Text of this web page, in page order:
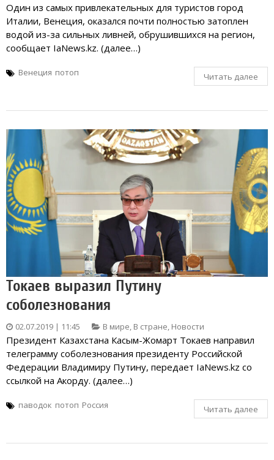
Один из самых привлекательных для туристов город
Италии, Венеция, оказался почти полностью затоплен
водой из-за сильных ливней, обрушившихся на регион,
сообщает IaNews.kz. (далее…)
Венеция потоп Читать далее
Токаев выразил Путину
соболезнования
02.07.2019 | 11:45 В мире, В стране, Новости
Президент Казахстана Касым-Жомарт Токаев направил
телеграмму соболезнования президенту Российской
Федерации Владимиру Путину, передает IaNews.kz со
ссылкой на Акорду. (далее…)
паводок потоп Россия Читать далее